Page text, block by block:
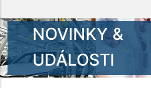
NOVINKY &
UDÁLOSTI